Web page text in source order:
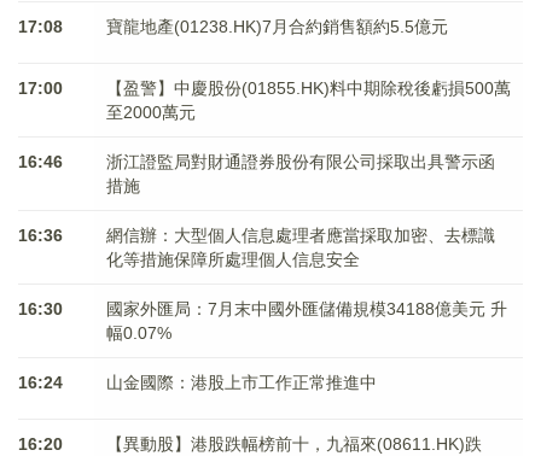
17:08 寶龍地產(01238.HK)7月合約銷售額約5.5億元
17:00
【盈警】中慶股份(01855.HK)料中期除稅後虧損500萬
至2000萬元
16:46
浙江證監局對財通證券股份有限公司採取出具警示函
措施
16:36
網信辦：大型個人信息處理者應當採取加密、去標識
化等措施保障所處理個人信息安全
16:30
國家外匯局：7月末中國外匯儲備規模34188億美元 升
幅0.07%
16:24 山金國際：港股上市工作正常推進中
16:20
【異動股】港股跌幅榜前十，九福來(08611.HK)跌